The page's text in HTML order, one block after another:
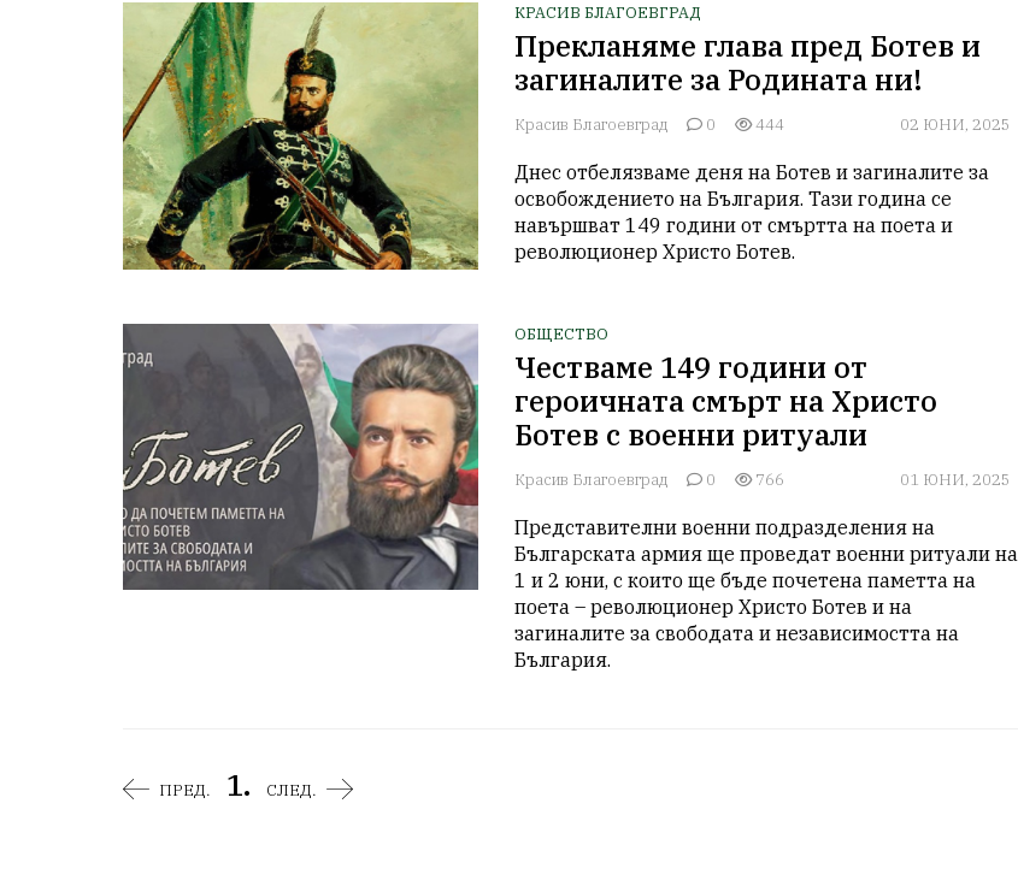
КРАСИВ БЛАГОЕВГРАД
Прекланяме глава пред Ботев и
загиналите за Родината ни!
Красив Благоевград 0 444 02 ЮНИ, 2025
Днес отбелязваме деня на Ботев и загиналите за
освобождението на България. Тази година се
навършват 149 години от смъртта на поета и
революционер Христо Ботев.
ОБЩЕСТВО
Честваме 149 години от
героичната смърт на Христо
Ботев с военни ритуали
Красив Благоевград 0 766 01 ЮНИ, 2025
Представителни военни подразделения на
Българската армия ще проведат военни ритуали на
1 и 2 юни, с които ще бъде почетена паметта на
поета – революционер Христо Ботев и на
загиналите за свободата и независимостта на
България.
ПРЕД. 1. СЛЕД.